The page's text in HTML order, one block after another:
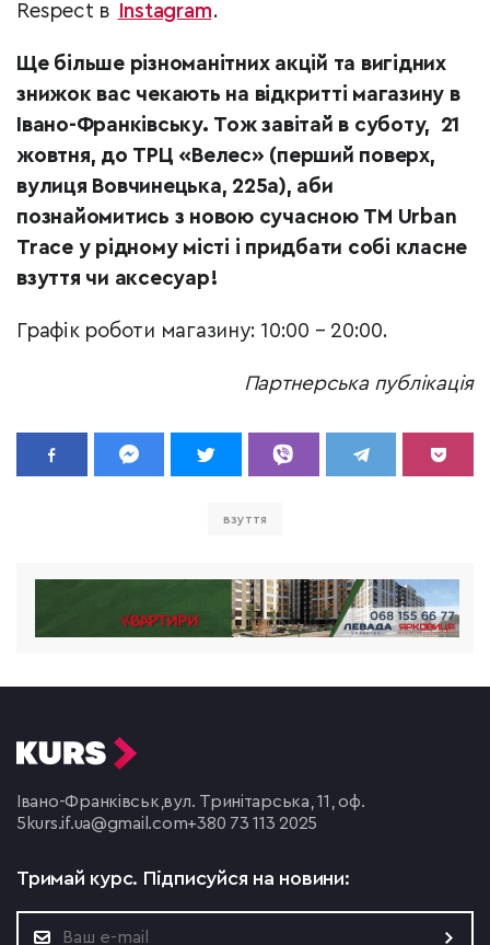
Respect в
Instagram.
Ще більше різноманітних акцій та вигідних
знижоквас чекають на відкритті магазину в
Івано-Франківську. Тож завітай в суботу, 21
жовтня, до ТРЦ «Велес» (перший поверх,
вулиця Вовчинецька, 225а), аби
познайомитись з новою сучасною ТМ Urban
Trace у рідному місті і придбати собі класне
взуття чи аксесуар!
Графік роботи магазину: 10:00 – 20:00.
Партнерська публікація
взуття
Івано-Франківськ,вул. Тринітарська, 11, оф.
5 kurs.if.ua@gmail.com+380 73 113 2025
Тримай курс. Підписуйся на новини: